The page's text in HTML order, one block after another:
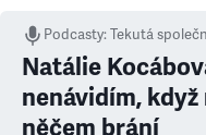
Podcasty:Tekutá
Natálie
nenávidím,
něčem brání